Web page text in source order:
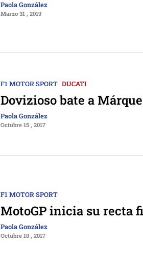
Paola González
Marzo 31 , 2019
F1 MOTOR SPORT DUCATI
Dovizioso bate a
Paola González
Octubre 15 , 2017
F1 MOTOR SPORT
MotoGP inicia su recta
Paola González
Octubre 10 , 2017